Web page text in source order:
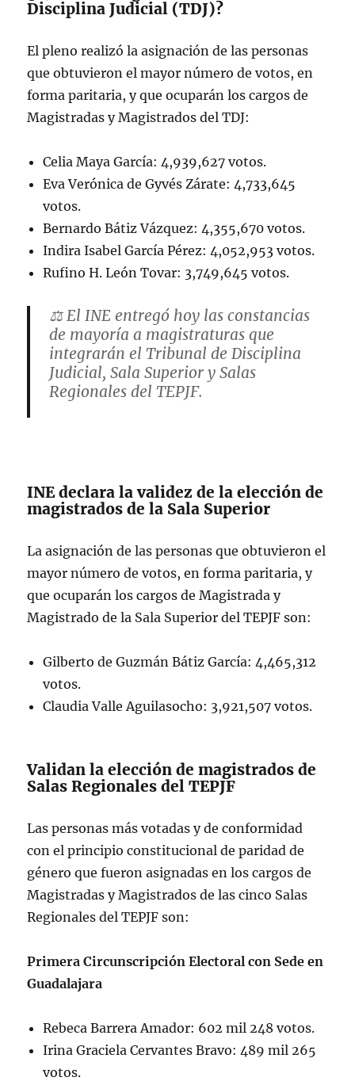
Disciplina Judicial (TDJ)?
El pleno realizó la asignación de las personas
que obtuvieron el mayor número de votos, en
forma paritaria, y que ocuparán los cargos de
Magistradas y Magistrados del TDJ:
Celia Maya García: 4,939,627 votos.
Eva Verónica de Gyvés Zárate: 4,733,645
votos.
Bernardo Bátiz Vázquez: 4,355,670 votos.
Indira Isabel García Pérez: 4,052,953 votos.
Rufino H. León Tovar: 3,749,645 votos.
⚖️ El INE entregó hoy las constancias
de mayoría a magistraturas que
integrarán el Tribunal de Disciplina
Judicial, Sala Superior y Salas
Regionales del TEPJF.
— @INEMexico (@INEMexico)
INE declara la validez de la elección de
magistrados de la Sala Superior
La asignación de las personas que obtuvieron el
mayor número de votos, en forma paritaria, y
que ocuparán los cargos de Magistrada y
Magistrado de la Sala Superior del TEPJF son:
Gilberto de Guzmán Bátiz García: 4,465,312
votos.
Claudia Valle Aguilasocho: 3,921,507 votos.
Validan la elección de magistrados de
Salas Regionales del TEPJF
Las personas más votadas y de conformidad
con el principio constitucional de paridad de
género que fueron asignadas en los cargos de
Magistradas y Magistrados de las cinco Salas
Regionales del TEPJF son:
Primera Circunscripción Electoral con Sede en
Guadalajara
Rebeca Barrera Amador: 602 mil 248 votos.
Irina Graciela Cervantes Bravo: 489 mil 265
votos.